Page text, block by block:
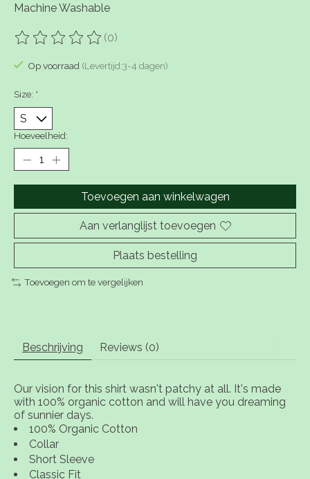
Machine Washable
De beoordeling van dit product is
(0)
Op voorraad (Levertijd:3-4 dagen)
Size: *
Hoeveelheid:
Toevoegen aan winkelwagen
Aan verlanglijst toevoegen
Plaats bestelling
Toevoegen om te vergelijken
Beschrijving Reviews (0)
Our vision for this shirt wasn't patchy at all. It's made
with 100% organic cotton and will have you dreaming
of sunnier days.
100% Organic Cotton
Collar
Short Sleeve
Classic Fit